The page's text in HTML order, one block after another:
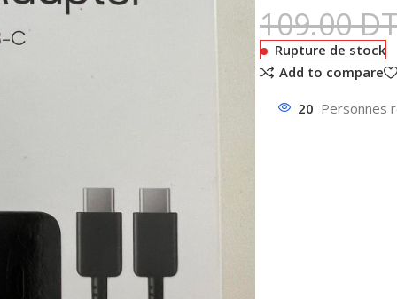
109.00
Rupture de stock
Add to compare
20 Personnes